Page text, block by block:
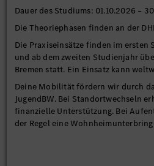
Dauer des Studiums: 01.10.2026 –
Die Theoriephasen finden an der
Die Praxiseinsätze finden im
und ab dem zweiten Studienjahr
Bremen statt. Ein Einsatz kann
Deine Mobilität fördern wir durch
JugendBW. Bei Standortwechseln
finanzielle Unterstützung. Bei
der Regel eine